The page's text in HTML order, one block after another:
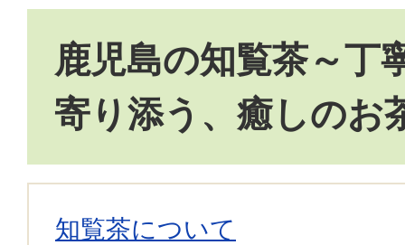
鹿児島の知覧茶～丁
寄り添う、癒しのお
知覧茶について